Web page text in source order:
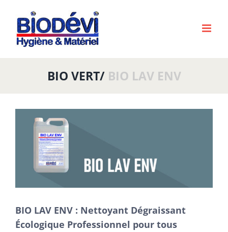
contenu
BIO VERT/ BIO LAV ENV
l'image
agrandie
BIO LAV ENV : Nettoyant Dégraissant
Écologique Professionnel pour tous